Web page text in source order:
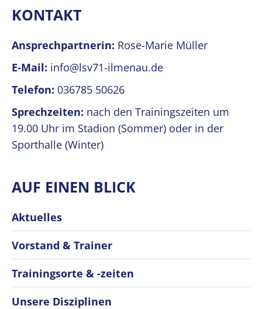
KONTAKT
Ansprechpartnerin: Rose-Marie Müller
E-Mail: info@lsv71-ilmenau.de
Telefon: 036785 50626
Sprechzeiten: nach den Trainingszeiten um
19.00 Uhr im Stadion (Sommer) oder in der
Sporthalle (Winter)
AUF EINEN BLICK
Aktuelles
Vorstand & Trainer
Trainingsorte & -zeiten
Unsere Disziplinen